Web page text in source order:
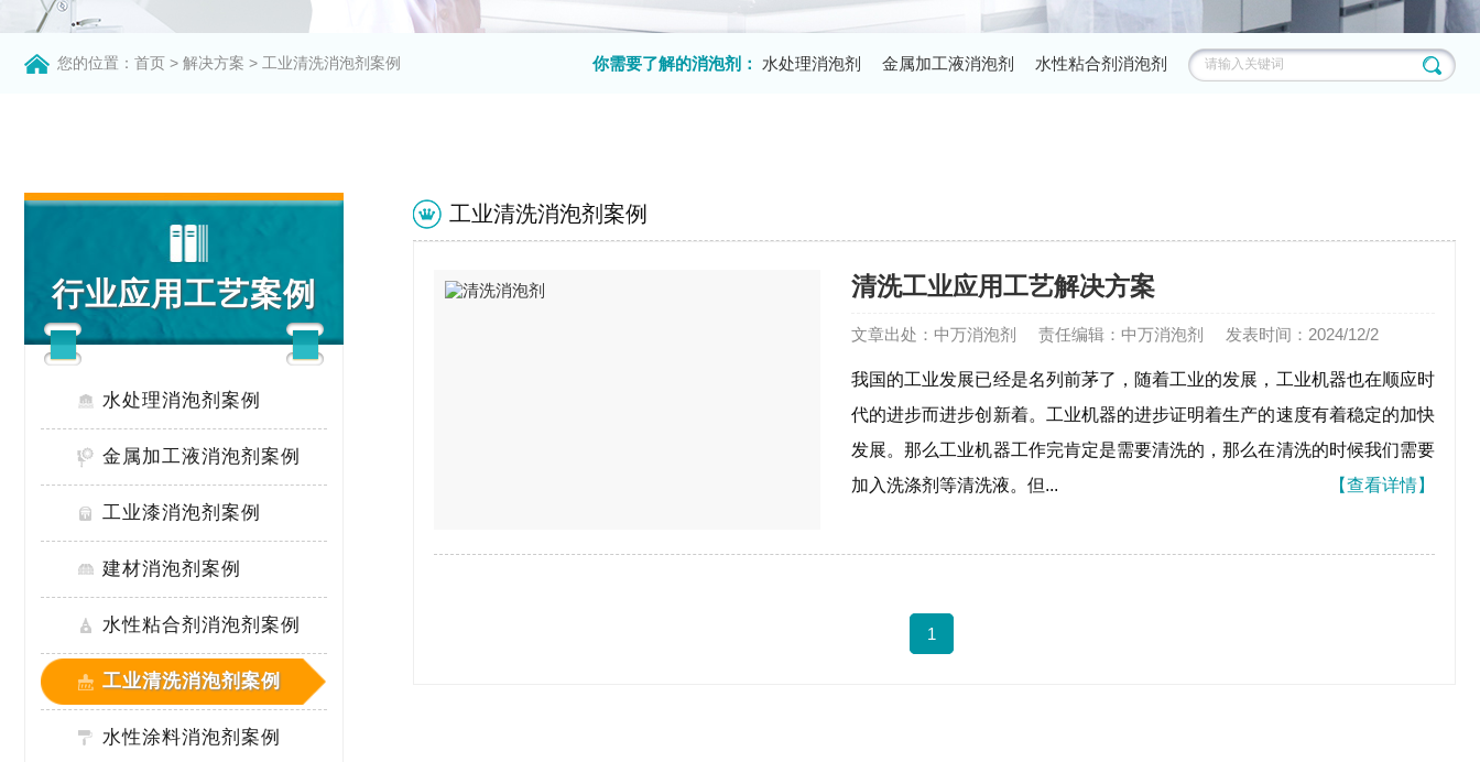
您的位置： 首页 > 解决方案 > 工业清洗消泡剂案例 你需要了解的消泡剂： 水处理消泡剂 金属加工液消泡剂 水性粘合剂消泡剂
行业应用工艺案例
水处理消泡剂案例
金属加工液消泡剂案例
工业漆消泡剂案例
建材消泡剂案例
水性粘合剂消泡剂案例
工业清洗消泡剂案例
水性涂料消泡剂案例
工业清洗消泡剂案例
清洗工业应用工艺解决方案
文章出处：中万消泡剂 责任编辑：中万消泡剂 发表时间：2024/12/2
我国的工业发展已经是名列前茅了，随着工业的发展，工业机器也在顺应时
代的进步而进步创新着。工业机器的进步证明着生产的速度有着稳定的加快
发展。那么工业机器工作完肯定是需要清洗的，那么在清洗的时候我们需要
加入洗涤剂等清洗液。但...
【查看详情】
1